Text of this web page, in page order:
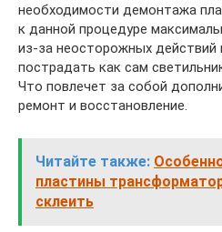
необходимости демонтажа
к данной процедуре
из-за неосторожных
пострадать как сам
Что повлечет за собой
ремонт и восстановление.
Читайте также:
пластины
склеить